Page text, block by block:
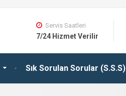
Sık Sorulan Sorular (S.S.S)
Servis Saatleri
7/24 Hizmet Verilir